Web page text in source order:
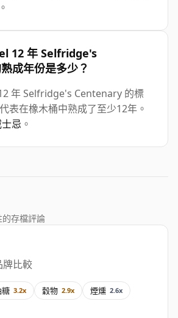
。
12 年 Selfridge's
成年份是多少？
年 Selfridge's Centenary 的標
表在橡木桶中熟成了至少12年。
忌 。
存檔評論
牌比較
糖 3.2x 穀物 2.9x 煙燻 2.6x